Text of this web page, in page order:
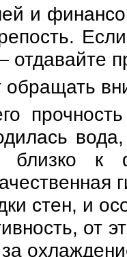
и
обращать
близко к
стен, и
от